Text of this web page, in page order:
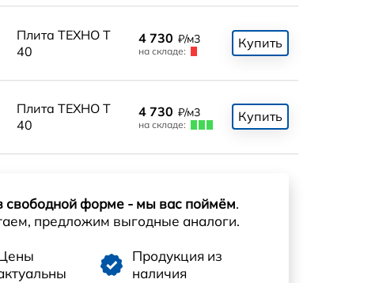
Плита ТЕХНО Т
40
4 730 ₽/м3
на складе:
Купить
Плита ТЕХНО Т
40
4 730 ₽/м3
на складе:
Купить
свободной форме - мы вас поймём.
предложим выгодные аналоги.
Продукция из
наличия